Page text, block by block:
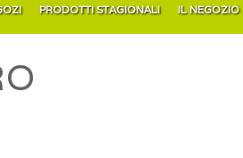
PRODOTTI STAGIONALI IL NEGOZIO